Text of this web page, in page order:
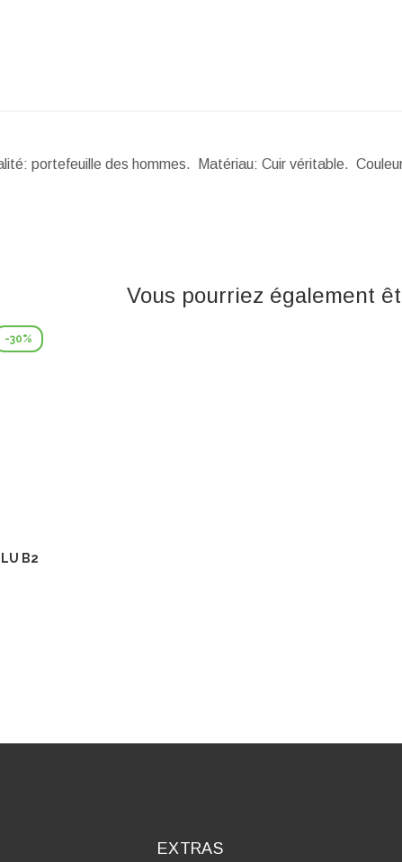
portefeuille des hommes. Matériau: Cuir véritable.
Vous pourriez également
-30%
B2
EXTRAS